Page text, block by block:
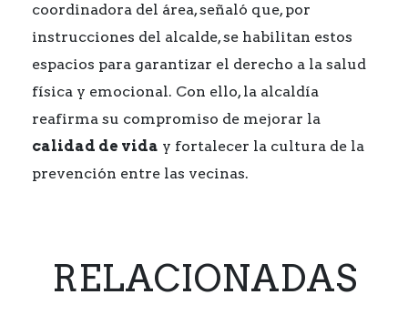
coordinadora del área, señaló que, por
instrucciones del alcalde, se habilitan estos
espacios para garantizar el derecho a la salud
física y emocional. Con ello, la alcaldía
reafirma su compromiso de mejorar la
calidad de vida y fortalecer la cultura de la
prevención entre las vecinas.
RELACIONADAS